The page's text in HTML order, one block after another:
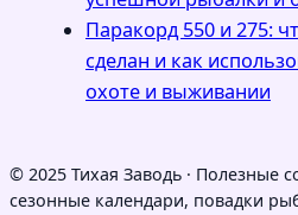
Паракорд 550 и 275:
сделан и как
охоте и выживании
© 2025 Тихая Заводь · Полезные
сезонные календари, повадки